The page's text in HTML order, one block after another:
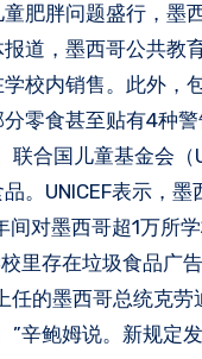
道，墨西哥公共教
校内销售。此外
零食甚至贴有4种
合国儿童基金会
。UNICEF表示，
对墨西哥超1万所
里存在垃圾食品
任的墨西哥总统克
辛鲍姆说。新规